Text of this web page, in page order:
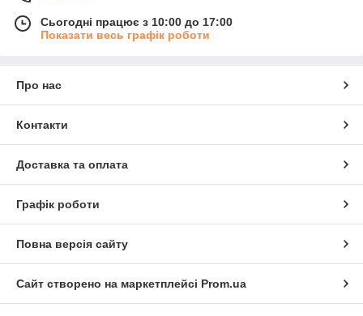
Сьогодні працює з 10:00 до 17:00
Показати весь графік роботи
Про нас
Контакти
Доставка та оплата
Графік роботи
Повна версія сайту
Сайт створено на маркетплейсі Prom.ua